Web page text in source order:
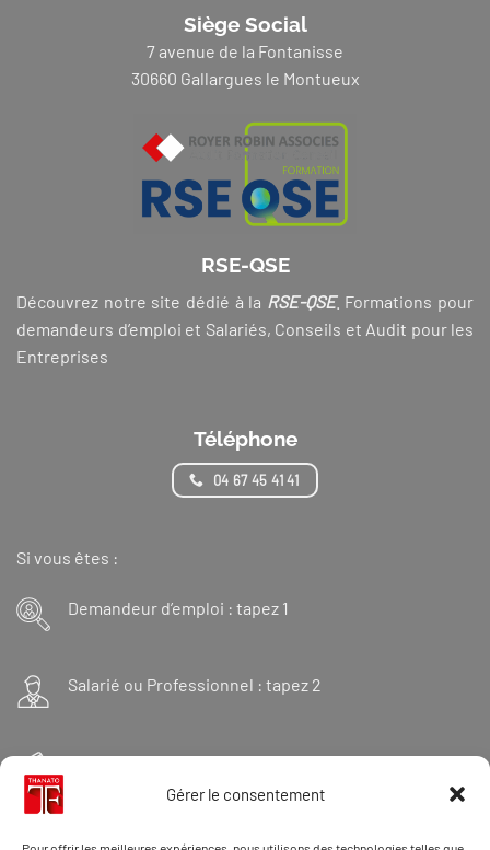
Gérer le consentement
Siège Social
7 avenue de la Fontanisse
30660 Gallargues le Montueux
RSE-QSE
Découvrez notre site dédié à la RSE-QSE. Formations pour
demandeurs d’emploi et Salariés, Conseils et Audit pour les
Entreprises
Téléphone
04 67 45 41 41
Si vous êtes :
Demandeur d’emploi : tapez 1
Salarié ou Professionnel : tapez 2
Financeur : tapez 3
Et « 98 » pour une formation Thanatopraxie